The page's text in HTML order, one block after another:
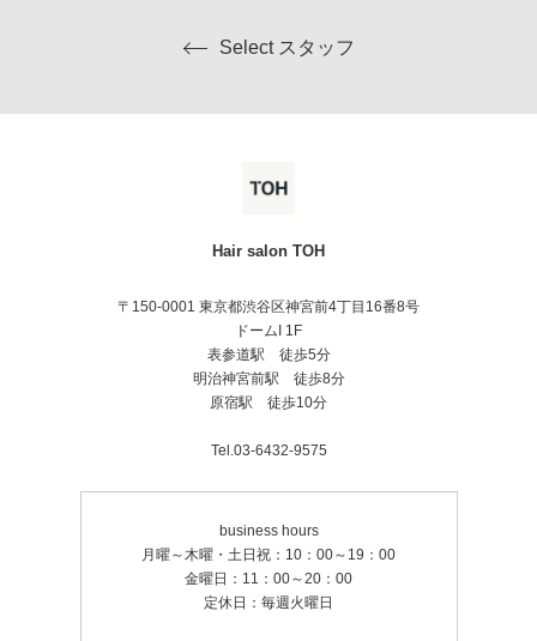
Select スタッフ
Hair salon TOH
〒150-0001 東京都渋谷区神宮前4丁目16番8号
ドームI 1F
表参道駅 徒歩5分
明治神宮前駅 徒歩8分
原宿駅 徒歩10分
Tel.03-6432-9575
business hours
月曜～木曜・土日祝：10：00～19：00
金曜日：11：00～20：00
定休日：毎週火曜日